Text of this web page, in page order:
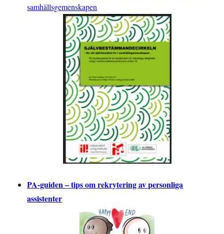
samhällsgemenskapen
PA-guiden – tips om rekrytering av personliga
assistenter